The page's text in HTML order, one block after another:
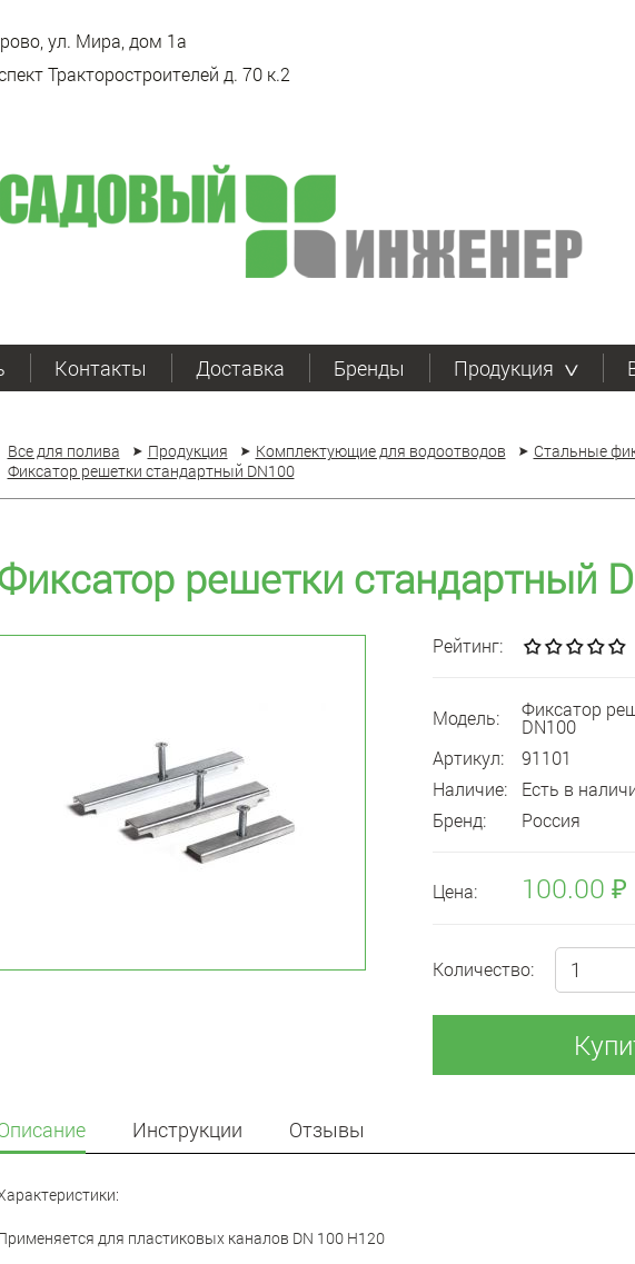
ул. Мира, дом 1а
Тракторостроителей д. 70 к.2
Контакты Доставка Бренды Продукция
Все для полива Продукция Комплектующие для водоотводов
Стальные
Фиксатор решетки стандартный DN100
решетки стандартный
Рейтинг:
Модель: Фиксатор
DN100
Артикул:
91101
Наличие:
Есть в
Бренд:
Россия
Цена: 100.00 ₽
Количество:
Инструкции Отзывы
для пластиковых каналов DN 100 H120